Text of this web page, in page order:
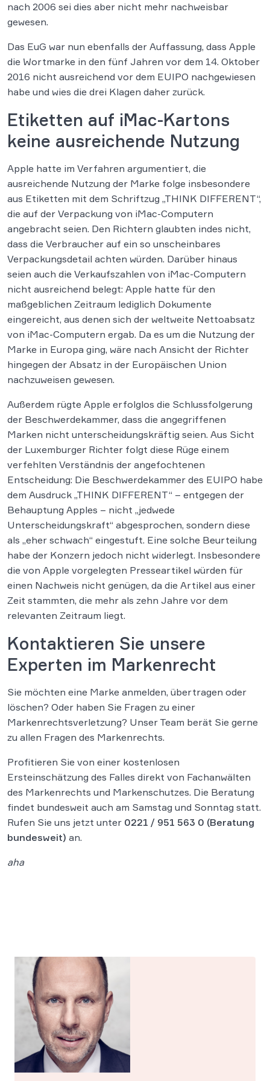
nach 2006 sei dies aber nicht mehr nachweisbar
gewesen.
Das EuG war nun ebenfalls der Auffassung, dass Apple
die Wortmarke in den fünf Jahren vor dem 14. Oktober
2016 nicht ausreichend vor dem EUIPO nachgewiesen
habe und wies die drei Klagen daher zurück.
Etiketten auf iMac-Kartons
keine ausreichende Nutzung
Apple hatte im Verfahren argumentiert, die
ausreichende Nutzung der Marke folge insbesondere
aus Etiketten mit dem Schriftzug „THINK DIFFERENT“,
die auf der Verpackung von iMac-Computern
angebracht seien. Den Richtern glaubten indes nicht,
dass die Verbraucher auf ein so unscheinbares
Verpackungsdetail achten würden. Darüber hinaus
seien auch die Verkaufszahlen von iMac-Computern
nicht ausreichend belegt: Apple hatte für den
maßgeblichen Zeitraum lediglich Dokumente
eingereicht, aus denen sich der weltweite Nettoabsatz
von iMac-Computern ergab. Da es um die Nutzung der
Marke in Europa ging, wäre nach Ansicht der Richter
hingegen der Absatz in der Europäischen Union
nachzuweisen gewesen.
Außerdem rügte Apple erfolglos die Schlussfolgerung
der Beschwerdekammer, dass die angegriffenen
Marken nicht unterscheidungskräftig seien. Aus Sicht
der Luxemburger Richter folgt diese Rüge einem
verfehlten Verständnis der angefochtenen
Entscheidung: Die Beschwerdekammer des EUIPO habe
dem Ausdruck „THINK DIFFERENT“ – entgegen der
Behauptung Apples – nicht „jedwede
Unterscheidungskraft“ abgesprochen, sondern diese
als „eher schwach“ eingestuft. Eine solche Beurteilung
habe der Konzern jedoch nicht widerlegt. Insbesondere
die von Apple vorgelegten Presseartikel würden für
einen Nachweis nicht genügen, da die Artikel aus einer
Zeit stammten, die mehr als zehn Jahre vor dem
relevanten Zeitraum liegt.
Kontaktieren Sie unsere
Experten im Markenrecht
Sie möchten eine Marke anmelden, übertragen oder
löschen? Oder haben Sie Fragen zu einer
Markenrechtsverletzung? Unser Team berät Sie gerne
zu allen Fragen des Markenrechts.
Profitieren Sie von einer kostenlosen
Ersteinschätzung des Falles direkt von Fachanwälten
des Markenrechts und Markenschutzes. Die Beratung
findet bundesweit auch am Samstag und Sonntag statt.
Rufen Sie uns jetzt unter 0221 / 951 563 0 (Beratung
bundesweit) an.
aha